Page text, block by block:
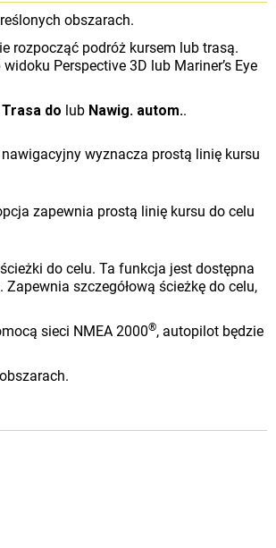
obszarach.
rozpocząć podróż kursem lub trasą.
Perspective 3D lub Mariner’s Eye
Trasa do lub Nawig. autom..
wyznacza prostą linię kursu
zapewnia prostą linię kursu do celu
do celu. Ta funkcja jest dostępna
szczegółową ścieżkę do celu,
sieci NMEA 2000®, autopilot będzie